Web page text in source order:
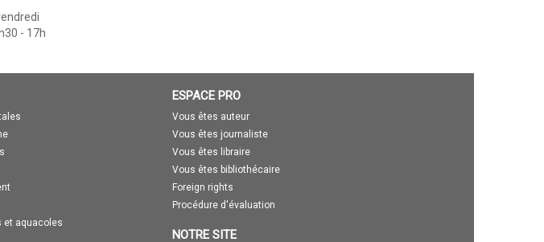
- 17h
et aquacoles
ESPACE PRO
Vous êtes auteur
Vous êtes journaliste
Vous êtes libraire
Vous êtes bibliothécaire
Foreign rights
Procédure d'évaluation
NOTRE SITE